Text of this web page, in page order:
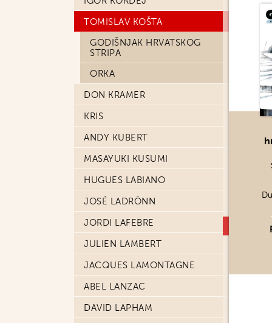
TOMISLAV KOŠTA
GODIŠNJAK HRVATSKOG
STRIPA
ORKA
DON KRAMER
KRIS
ANDY KUBERT
MASAYUKI KUSUMI
HUGUES LABIANO
JOSÉ LADRÖNN
JORDI LAFEBRE
JULIEN LAMBERT
JACQUES LAMONTAGNE
ABEL LANZAC
DAVID LAPHAM